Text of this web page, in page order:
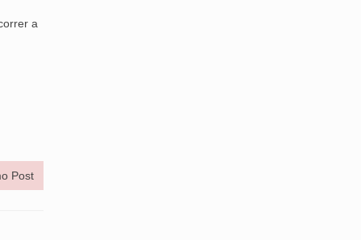
a
Post